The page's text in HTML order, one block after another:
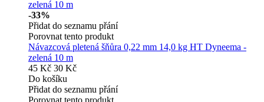
-33%
Přidat do seznamu přání
Porovnat tento produkt
Návazcová pletená šňůra 0,22 mm 14,0 kg HT Dyneema -
zelená 10 m
45 Kč 30 Kč
Do košíku
Přidat do seznamu přání
Porovnat tento produkt